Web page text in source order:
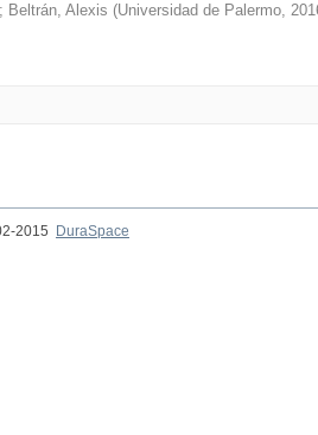
; Beltrán, Alexis (Universidad de Palermo,
2015
DuraSpace